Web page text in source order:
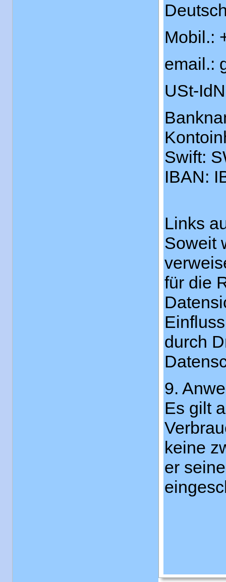
Mobil.:
email.:
USt-
Swift:
IBAN:
Links
Soweit
für die
durch
9.
Es gilt
keine
er